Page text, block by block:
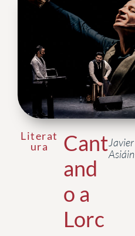
Literat
ura
Cant
and
o a
Lorc
Javier
Asiáin